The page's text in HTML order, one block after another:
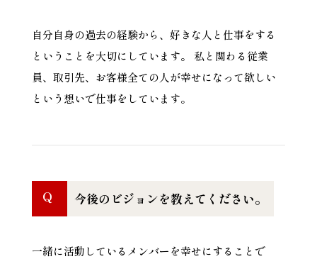
自分自身の過去の経験から、好きな人と仕事をする
ということを大切にしています。 私と関わる従業
員、取引先、お客様全ての人が幸せになって欲しい
という想いで仕事をしています。
Q 今後のビジョンを教えてください。
一緒に活動しているメンバーを幸せにすることで